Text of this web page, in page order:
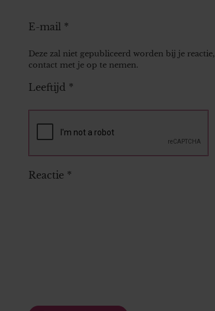
E-mail *
Deze zal niet gepubliceerd worden bij je
contact met je op te nemen.
Leeftijd *
Reactie *